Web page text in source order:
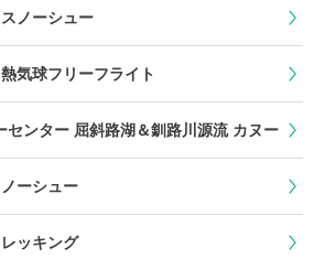
ノーシュー
気球フリーフライト
センター 屈斜路湖＆釧路川源流 カヌー
ーシュー
ッキング